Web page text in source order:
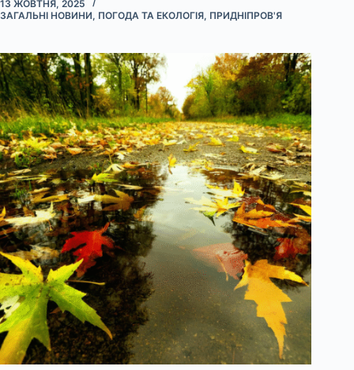
13 ЖОВТНЯ, 2025
ЗАГАЛЬНІ НОВИНИ, ПОГОДА ТА ЕКОЛОГІЯ, ПРИДНІПРОВ'Я